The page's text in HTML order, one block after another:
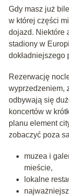
Gdy masz już
w której części
dojazd. Niektóre
stadiony w
dokładniejszego
Rezerwację
wyprzedzeniem,
odbywają się
koncertów w
planu element
zobaczyć poza
muzea i
mieście,
lokalne